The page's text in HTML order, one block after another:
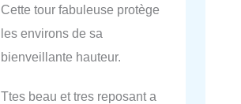
Cette tour fabuleuse protège
les environs de sa
bienveillante hauteur.
Ttes beau et tres reposant a